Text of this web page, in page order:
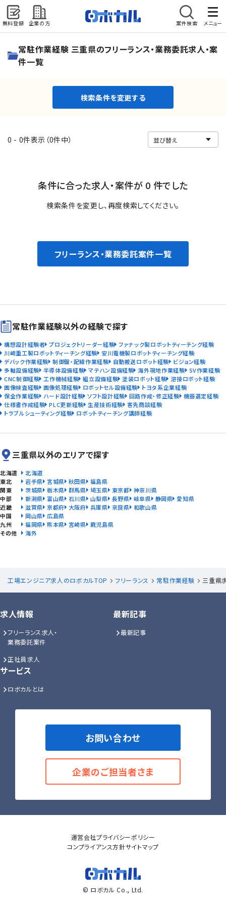
無料登録 企業の方 案件検索 メニュー
検索条件を変更する
常駐作業経験 三重県のフリーランス・業務委託求人・案
件一覧
検索条件を変更する
0 - 0件表示（0件中）
条件に合った求人・案件が 0 件でした
検索条件を変更し、再度検索してください。
フリーランス・業務委託案件一覧
常駐作業経験以外の経験で探す
構想設計経験者 プロジェクトリーダー経験 ファナック製ロボットティーチング経験
川崎重工製ロボットティーチング経験 安川電機製ロボットティーチング経験
デバック作業経験 制御盤・配線作業経験 自動搬送ロボット経験 ビジョン経験
多軸設備経験 半導体設備経験 マテハン設備経験 海外現地作業経験 SV作業経験
CNC制御経験 工作機械経験 組立設備経験 塗装ロボット経験 溶接ロボット経験
画像検査経験 画像処理経験 ロボットセル設備経験 トヨタ系企業経験
保全作業経験 ハード設計経験 ソフト設計経験 回路作成・修正経験 機器選定経験
仕様書作成経験 PLC更新経験 生産技術経験 客先商談経験
トラブルシューティング経験 ロボットティーチング講師経験
三重県以外のエリアで探す
北海道
北海道
東北
岩手県 宮城県 秋田県 福島県
関東
茨城県 栃木県 群馬県 埼玉県 東京都
神奈川県
中部
新潟県 富山県 石川県 山梨県 長野県 岐阜県 静岡県 愛知県
近畿
滋賀県 京都府 大阪府 兵庫県 奈良県 和歌山県
中国
岡山県
広島県
九州
福岡県 熊本県 宮崎県
鹿児島県
その他
海外
工場エンジニア求人のロボカルTOP フリーランス 常駐作業経験 三重県
求人情報
フリーランス求人・
業務委託案件
正社員求人
最新記事
最新記事
サービス
ロボカルとは
お問い合わせ
企業のご担当者さま
運営会社プライバシーポリシー
コンプライアンス方針サイトマップ
© ロボカル Co., Ltd.